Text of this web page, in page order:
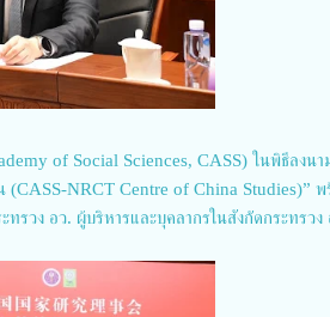
of Social Sciences, CASS) ในพิธีลงนา
(CASS-NRCT Centre of China Studies)”
รวง อว. ผู้บริหารและบุคลากรในสังกัดกระทรวง